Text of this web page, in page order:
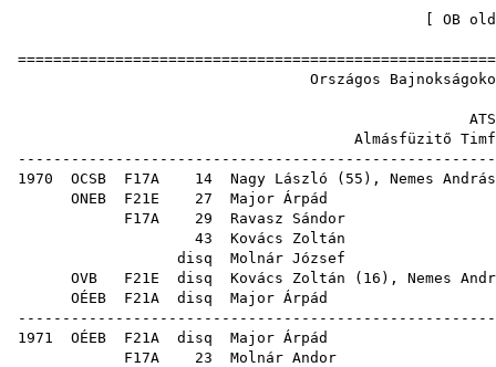
OB
Országos
Almásfüzitő
1970 OCSB F17A 14 Nagy László ( 55 ), Nemes András
ONEB F21E 27
Major Árpád
F17A 29
Ravasz Sándor
43
Kovács Zoltán
disq
Molnár József
OVB F21E disq Kovács Zoltán ( 16 ), Nemes
OÉEB F21A disq
Major Árpád
1971 OÉEB F21A disq
Major Árpád
F17A 23
Molnár Andor